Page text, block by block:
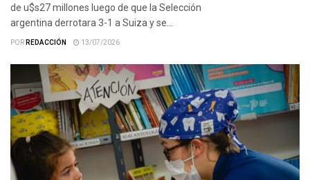
de u$s27 millones luego de que la Selección
argentina derrotara 3-1 a Suiza y se...
PORREDACCIÓN 13/07/2026